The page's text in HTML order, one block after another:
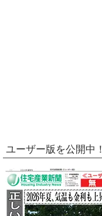
ユーザー版を公開中！